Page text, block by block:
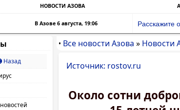
НОВОСТИ АЗОВА
В Азове 6 августа, 19:06 Расскажите
Назад
• Все новости Азова » Новости
Источник: rostov.ru
Около сотни